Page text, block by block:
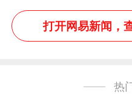
像了～你是吃古筝长大的
吗？”“或将成为首位考级
不带古筝的选手。”（来
打开网易新闻，
热